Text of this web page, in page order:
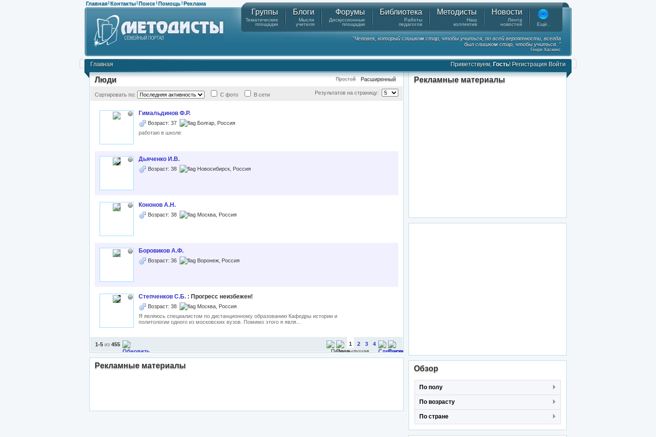
Главная | Контакты | Поиск | Помощь | Реклама
Группы
Тематические
площадки
Блоги
Мысли
учителя
Форумы
Дискуссионные
площадки
Библиотека
Работы
педагогов
Методисты
Наш
коллектив
Новости
Лента
новостей
Ещё..
"Человек, который слишком стар, чтобы учиться, по всей вероятности, всегда
был слишком стар, чтобы учиться. "
Генри Хаскинс
Главная Приветствуем, Гость! Регистрация Войти
Люди Простой Расширенный
Сортировать по: С фото В сети Результатов на страницу:
Гимальдинов Ф.Р.
Возраст: 37
Болгар, Россия
работаю в школе
Дьяченко И.В.
Возраст: 38 Новосибирск, Россия
Кононов А.Н.
Возраст: 38 Москва, Россия
Боровиков А.Ф.
Возраст: 36 Воронеж, Россия
Степченков С.Б. : Прогресс неизбежен!
Возраст: 38
Москва, Россия
Я являюсь специалистом по дистанционному образованию Кафедры истории и
политологии одного из московских вузов. Помимо этого я явля...
1-5 из 455 1 2 3 4
Рекламные материалы
Рекламные материалы
Обзор
По полу
По возрасту
По стране